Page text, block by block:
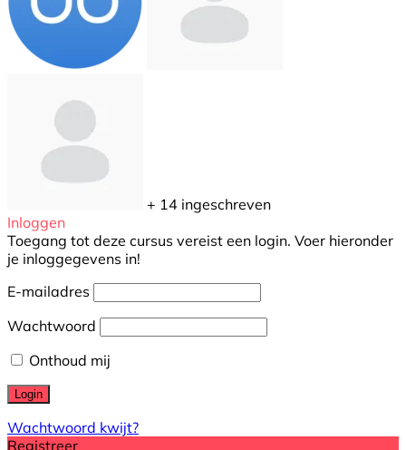
+ 14 ingeschreven
Inloggen
Toegang tot deze cursus vereist een login. Voer hieronder
je inloggegevens in!
E-mailadres
Wachtwoord
Onthoud mij
Wachtwoord kwijt?
Registreer